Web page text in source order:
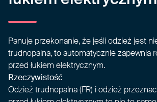
Panuje przekonanie, że jeśli odzież jest
trudnopalna, to automatycznie zapewnia
przed łukiem elektrycznym.
Rzeczywistość
Odzież trudnopalna (FR) i odzież